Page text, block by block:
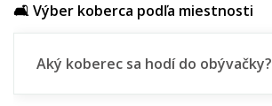
🛋️ Výber koberca podľa miestnosti
Aký koberec sa hodí do obývačky?